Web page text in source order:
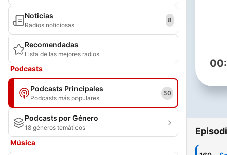
Noticias
Radios noticiosas
8
Recomendadas
Lista de las mejores radios
Podcasts
Podcasts Principales
Podcasts más populares
50
Podcasts por Género
18 géneros temáticos
Música